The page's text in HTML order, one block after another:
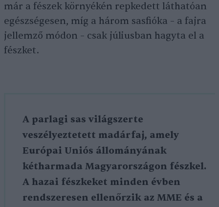
már a fészek környékén repkedett láthatóan
egészségesen, míg a három sasfióka – a fajra
jellemző módon – csak júliusban hagyta el a
fészket.
A parlagi sas világszerte
veszélyeztetett madárfaj, amely
Európai Uniós állományának
kétharmada Magyarországon fészkel.
A hazai fészkeket minden évben
rendszeresen ellenőrzik az MME és a